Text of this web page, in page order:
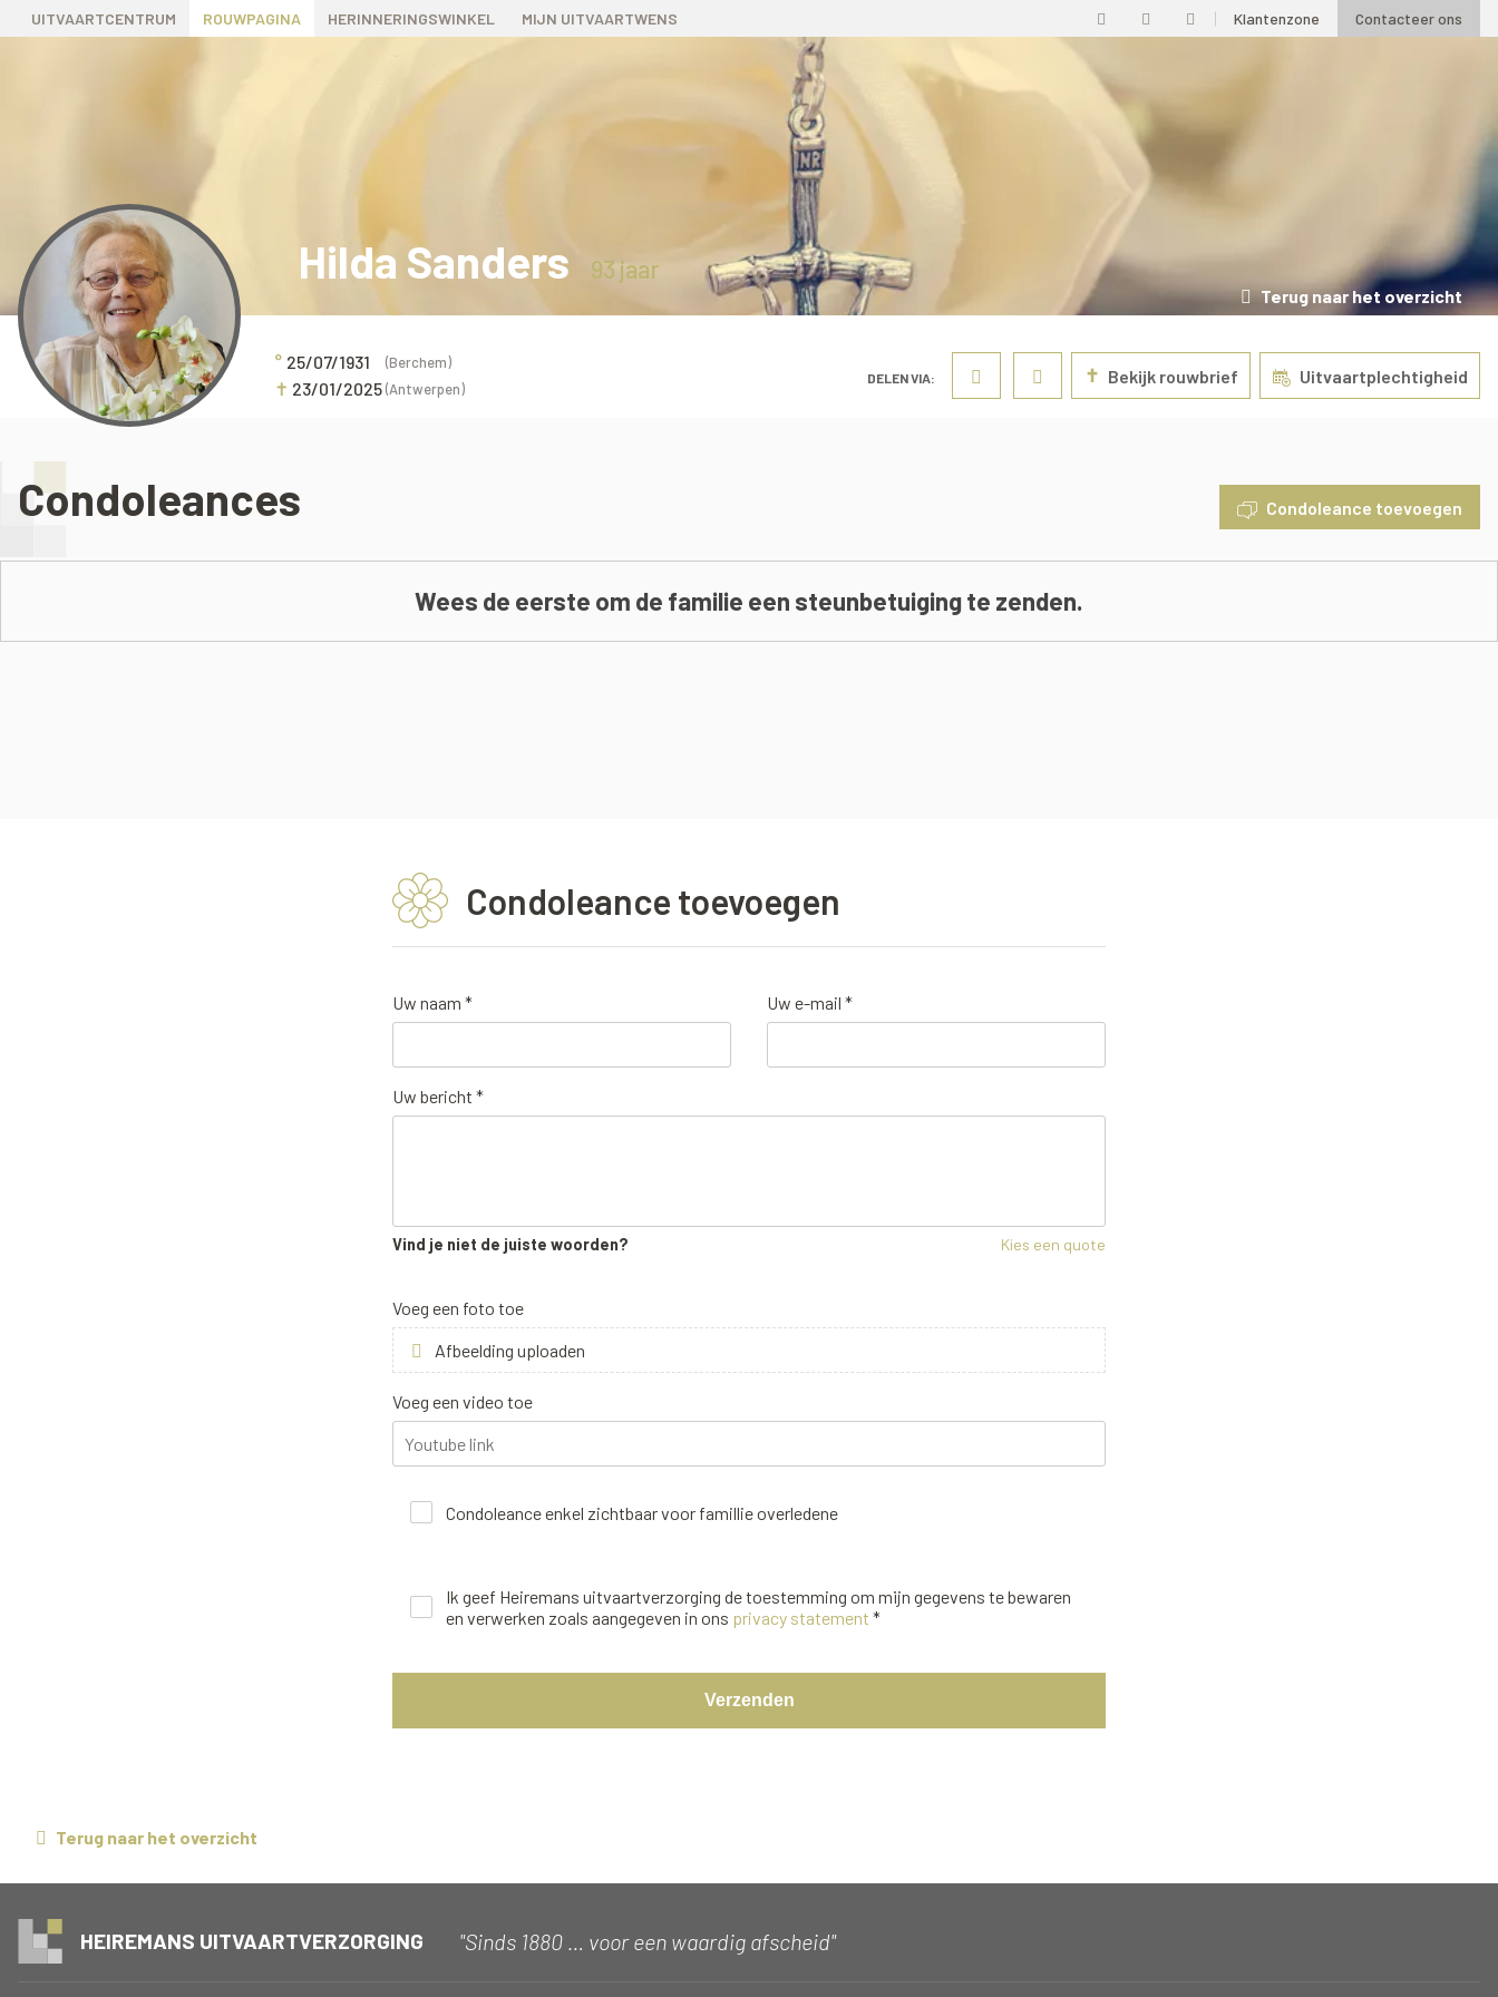
UITVAARTCENTRUM ROUWPAGINA HERINNERINGSWINKEL MIJN UITVAARTWENS Klantenzone Contacteer ons
Hilda Sanders 93 jaar
Terug naar het overzicht
° 25/07/1931 (Berchem)
✝ 23/01/2025(Antwerpen)
DELEN VIA: ✝ Bekijk rouwbrief Uitvaartplechtigheid
Condoleances Condoleance toevoegen
Wees de eerste om de familie een steunbetuiging te zenden.
Condoleance toevoegen
Uw naam * Uw e-mail *
Uw bericht *
Vind je niet de juiste woorden? Kies een quote
Voeg een foto toe
Afbeelding uploaden
Voeg een video toe
Condoleance enkel zichtbaar voor famillie overledene
Ik geef Heiremans uitvaartverzorging de toestemming om mijn gegevens te bewaren
en verwerken zoals aangegeven in ons privacy statement *
Verzenden
Terug naar het overzicht
HEIREMANS UITVAARTVERZORGING "Sinds 1880 … voor een waardig afscheid"